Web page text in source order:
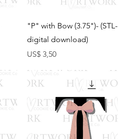
Visualização rápida
"P" with Bow (3.75")- (STL-
digital download)
Preço
US$ 3,50